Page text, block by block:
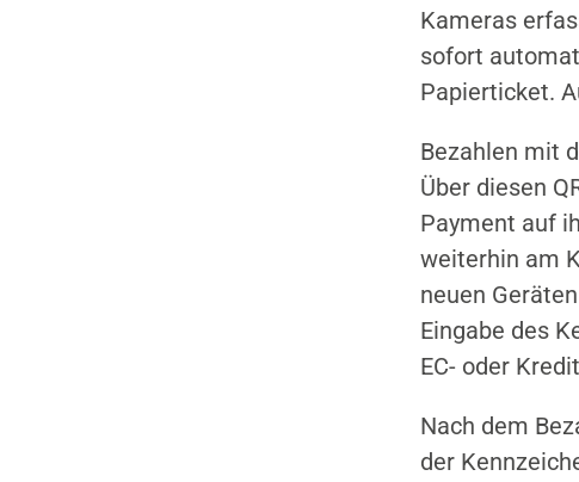
Kameras
sofort
Papierticket.
Bezahlen mit
Über diesen
Payment auf
weiterhin am
neuen
Eingabe des
EC- oder
Nach dem
der